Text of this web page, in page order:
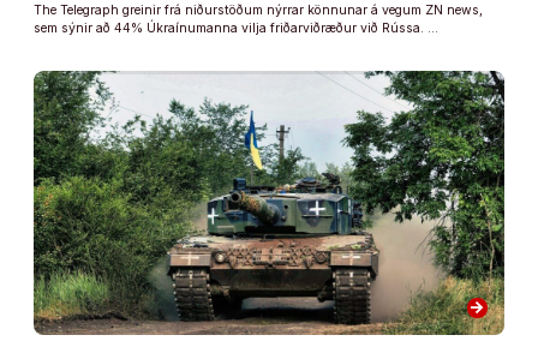
The Telegraph greinir frá niðurstöðum nýrrar könnunar á vegum ZN news,
sem sýnir að 44% Úkraínumanna vilja friðarviðræður við Rússa. …
arrow_forward